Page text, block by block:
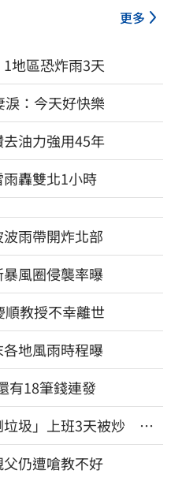
更多
地區恐炸雨3天
：今天好快樂
油力強用45年
轟雙北1小時
雨帶開炸北部
風圈侵襲率曝
教授不幸離世
地風雨時程曝
18筆錢連發
垃圾」上班3天被炒 找
仍遭嗆教不好